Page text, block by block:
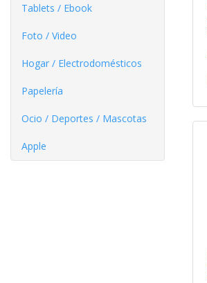
Tablets / Ebook
Foto / Video
Hogar / Electrodomésticos
Papelería
Ocio / Deportes / Mascotas
Apple